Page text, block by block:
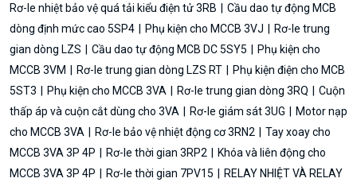
Rơ-le nhiệt bảo vệ quá tải kiểu điện tử 3RB
Cầu dao tự động MCB
dòng định mức cao 5SP4
Phụ kiện cho MCCB 3VJ
Rơ-le trung
gian dòng LZS
Cầu dao tự động MCB DC 5SY5
Phụ kiện cho
MCCB 3VM
Rơ-le trung gian dòng LZS RT
Phụ kiện điện cho MCB
5ST3
Phụ kiện cho MCCB 3VA Rơ-le trung gian dòng 3RQ
Cuộn
thấp áp và cuộn cắt dùng cho 3VA
Rơ-le giám sát 3UG
Motor nạp
cho MCCB 3VA
Rơ-le bảo vệ nhiệt động cơ 3RN2
Tay xoay cho
MCCB 3VA 3P 4P
Rơ-le thời gian 3RP2
Khóa và liên động cho
MCCB 3VA 3P 4P
Rơ-le thời gian 7PV15
RELAY NHIỆT VÀ RELAY